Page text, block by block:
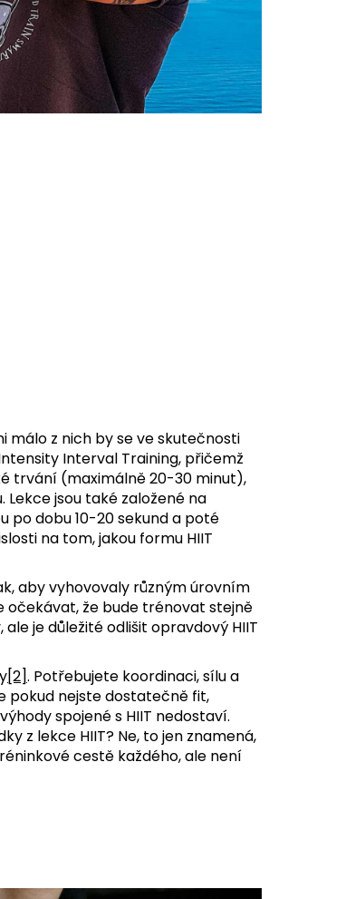
málo z nich by se ve skutečnosti
Interval Training, přičemž
trvání (maximálně 20-30 minut),
jsou také založené na
po dobu 10-20 sekund a poté
na tom, jakou formu HIIT
aby vyhovovaly různým úrovním
očekávat, že bude trénovat stejně
je důležité odlišit opravdový HIIT
[2]. Potřebujete koordinaci, sílu a
pokud nejste dostatečně fit,
spojené s HIIT nedostaví.
z lekce HIIT? Ne, to jen znamená,
cestě každého, ale není